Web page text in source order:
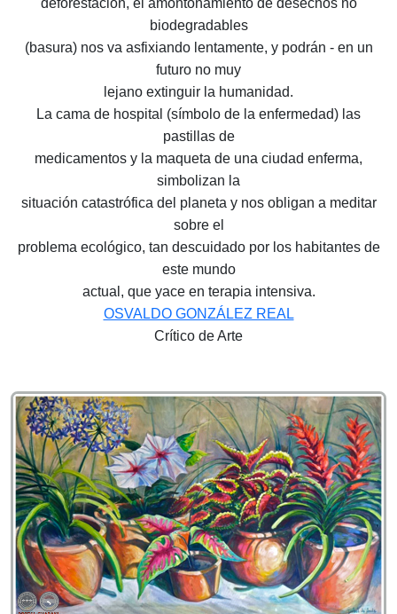
biodegradables
(basura) nos va asfixiando lentamente, y podrán - en un
futuro no muy
lejano extinguir la humanidad.
La cama de hospital (símbolo de la enfermedad) las
pastillas de
medicamentos y la maqueta de una ciudad enferma,
simbolizan la
situación catastrófica del planeta y nos obligan a meditar
sobre el
problema ecológico, tan descuidado por los habitantes de
este mundo
actual, que yace en terapia intensiva.
OSVALDO GONZÁLEZ REAL
Crítico de Arte